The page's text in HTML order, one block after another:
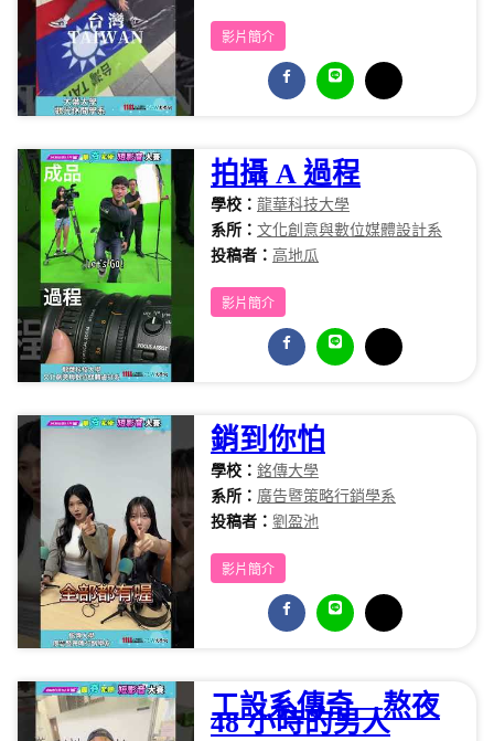
影片簡介
拍攝 A 過程
學校： 龍華科技大學
系所： 文化創意與數位媒體設計系
投稿者： 高地瓜
影片簡介
銷到你怕
學校： 銘傳大學
系所： 廣告暨策略行銷學系
投稿者： 劉盈池
影片簡介
工設系傳奇—熬夜
48 小時的男人